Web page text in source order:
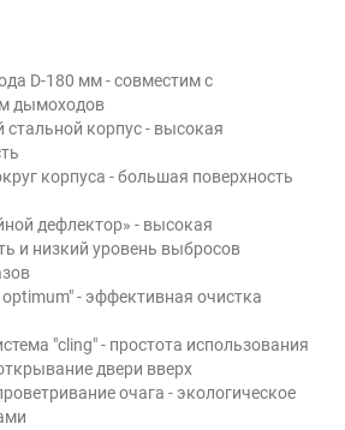
D-180 мм - совместим с
дымоходов
стальной корпус - высокая
корпуса - большая поверхность
дефлектор» - высокая
и низкий уровень выбросов
optimum" - эффективная очистка
"cling" - простота использования
двери вверх
очага - экологическое